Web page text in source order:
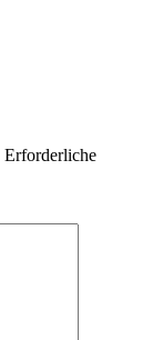
Erforderliche